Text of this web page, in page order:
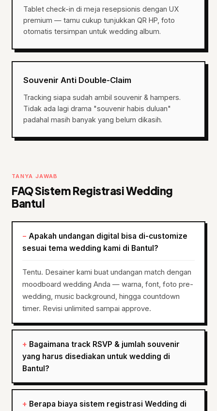
Tablet check-in di meja resepsionis dengan UX
premium — tamu cukup tunjukkan QR HP, foto
otomatis tersimpan untuk wedding album.
Souvenir Anti Double-Claim
Tracking siapa sudah ambil souvenir & hampers.
Tidak ada lagi drama "souvenir habis duluan"
padahal masih banyak yang belum dikasih.
TANYA JAWAB
FAQ Sistem Registrasi Wedding
Bantul
Apakah undangan digital bisa di-customize
sesuai tema wedding kami di Bantul?
Tentu. Desainer kami buat undangan match dengan
moodboard wedding Anda — warna, font, foto pre-
wedding, music background, hingga countdown
timer. Revisi unlimited sampai approve.
Bagaimana track RSVP & jumlah souvenir
yang harus disediakan untuk wedding di
Bantul?
Berapa biaya sistem registrasi Wedding di